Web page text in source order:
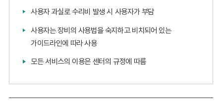
사용자 과실로 수리비 발생 시 사용자가 부담
사용자는 장비의 사용법을 숙지하고 비치되어 있는
가이드라인에 따라 사용
모든 서비스의 이용은 센터의 규정에 따름